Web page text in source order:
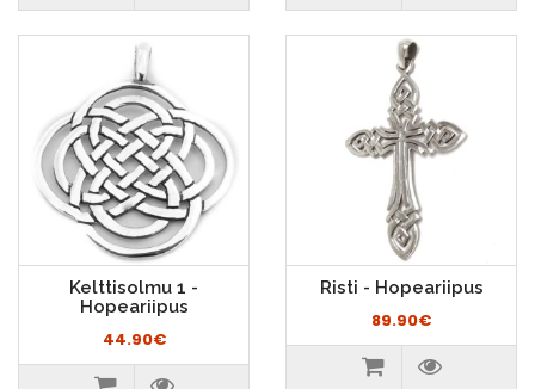
Kelttisolmu 1 -
Hopeariipus
44.90€
Risti - Hopeariipus
89.90€